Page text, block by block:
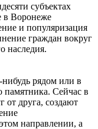
субъектах
в Воронеже
и популяризация
граждан вокруг
наследия.
рядом или в
памятника. Сейчас в
от друга, создают
направлении, а